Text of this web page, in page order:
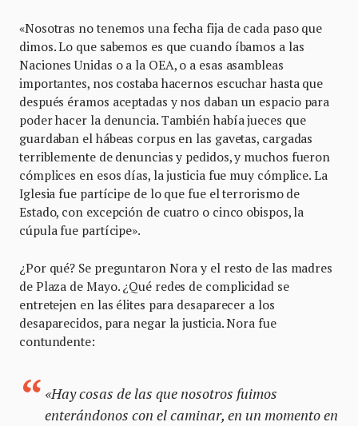
«Nosotras no tenemos una fecha fija de cada paso que
dimos. Lo que sabemos es que cuando íbamos a las
Naciones Unidas o a la OEA, o a esas asambleas
importantes, nos costaba hacernos escuchar hasta que
después éramos aceptadas y nos daban un espacio para
poder hacer la denuncia. También había jueces que
guardaban el hábeas corpus en las gavetas, cargadas
terriblemente de denuncias y pedidos, y muchos fueron
cómplices en esos días, la justicia fue muy cómplice. La
Iglesia fue partícipe de lo que fue el terrorismo de
Estado, con excepción de cuatro o cinco obispos, la
cúpula fue partícipe».
¿Por qué? Se preguntaron Nora y el resto de las madres
de Plaza de Mayo. ¿Qué redes de complicidad se
entretejen en las élites para desaparecer a los
desaparecidos, para negar la justicia. Nora fue
contundente:
«Hay cosas de las que nosotros fuimos
enterándonos con el caminar, en un momento en